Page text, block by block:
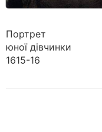
Портрет
юної дівчинки
1615-16